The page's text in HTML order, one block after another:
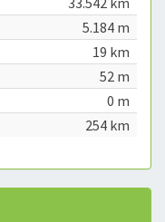
5.184 m
19 km
52 m
0 m
254 km